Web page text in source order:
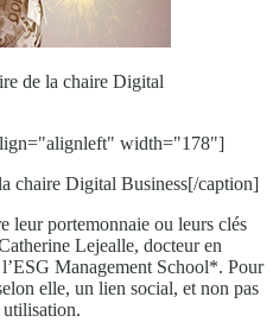
de la chaire Digital
width="178"]
chaire Digital Business[/caption]
leur portemonnaie ou leurs clés
Lejealle, docteur en
Management School*. Pour
elle, un lien social, et non pas
utilisation.